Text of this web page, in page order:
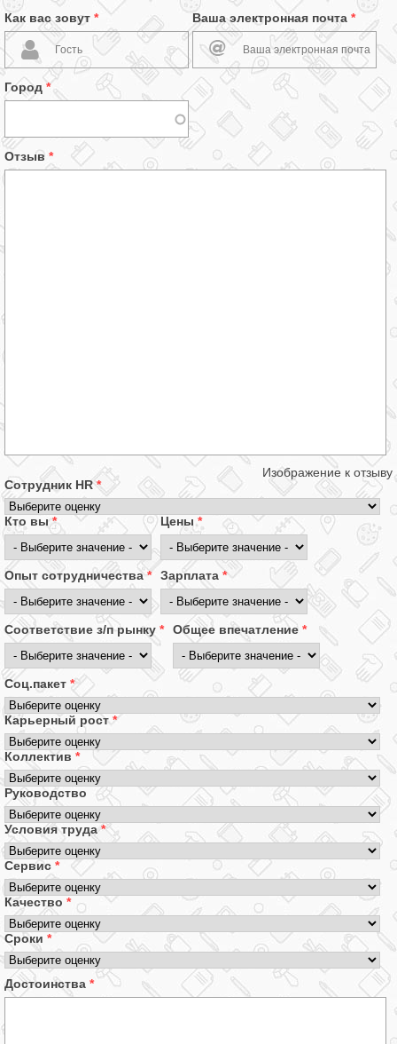
Как вас зовут * Ваша электронная почта *
Город *
Отзыв *
Изображение к отзыву
Сотрудник HR*
Кто вы* Цены *
Опыт сотрудничества* Зарплата *
Соответствие з/п рынку * Общее впечатление *
Соц.пакет *
Карьерный рост*
Коллектив *
Руководство
Условия труда*
Сервис *
Качество *
Сроки *
Достоинства *